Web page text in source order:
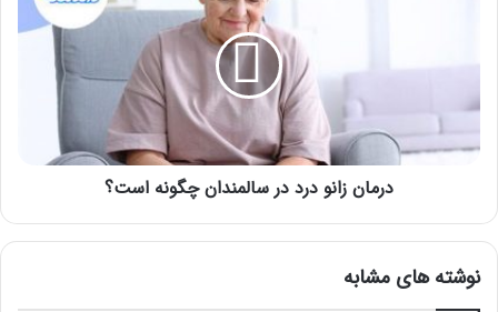
سالمندان
است؟
درمان زانو درد در سالمندان چگونه است؟
نوشته های مشابه